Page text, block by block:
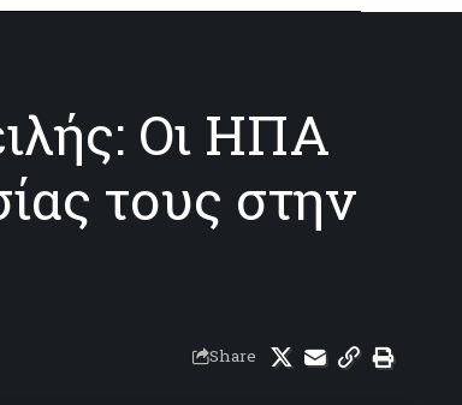
Οι ΗΠΑ
τους στην
Share